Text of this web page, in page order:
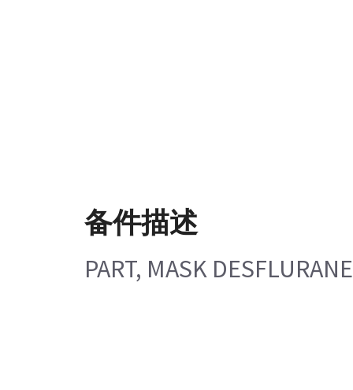
备件描述
PART, MASK